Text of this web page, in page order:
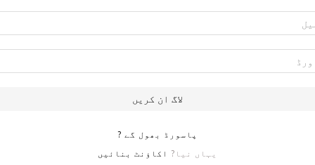
لاگ ان کریں
پاسورڈ بھول گے ?
یہاں نیا? اکاؤنٹ بنائیں